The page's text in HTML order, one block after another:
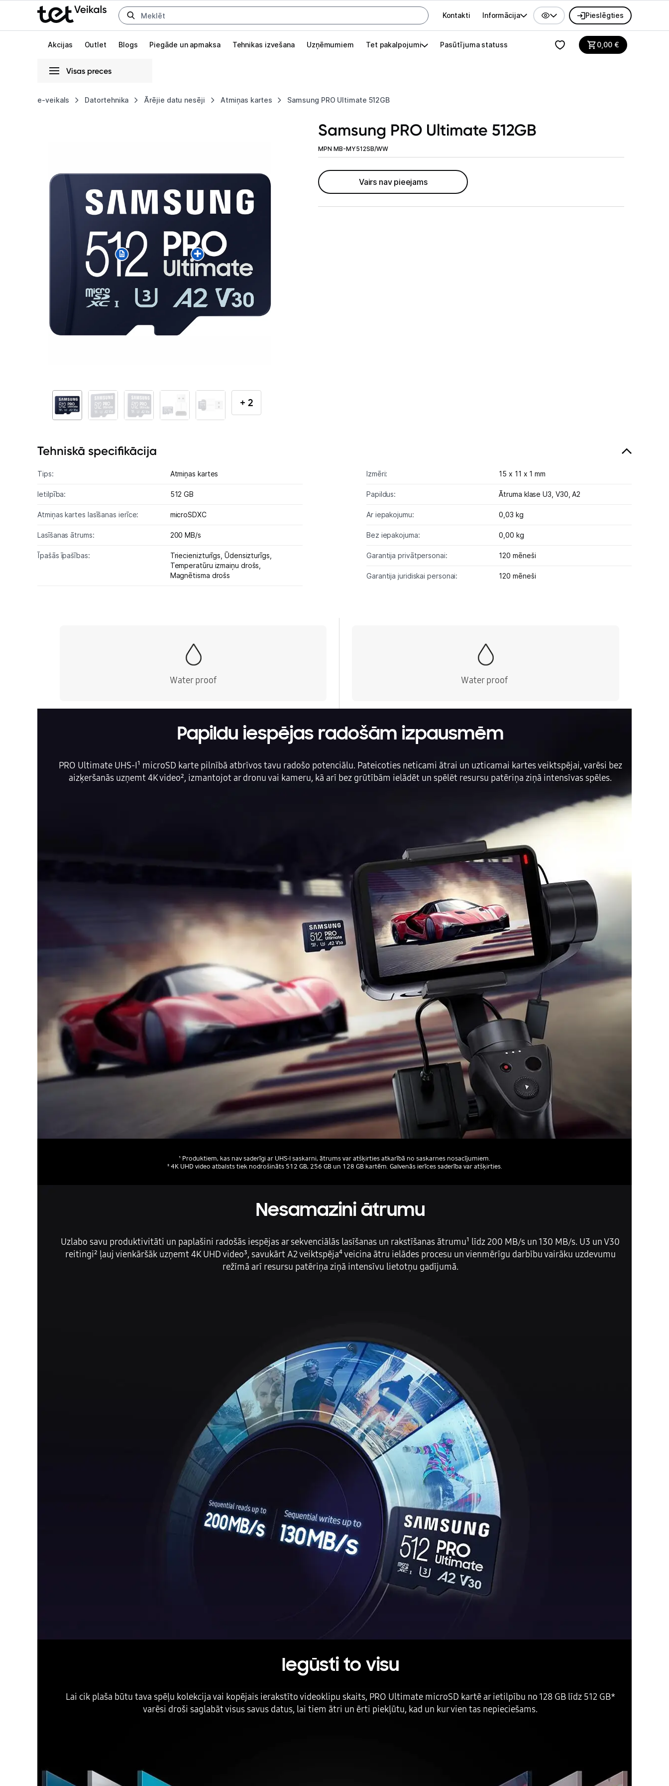
Uz kategorijam Uz galveno saturu
Galvenes izvēlne
Kontakti Informācija Pieslēgties
Akcijas Outlet Blogs Piegāde un apmaksa Tehnikas izvešana Uzņēmumiem Tet pakalpojumi Pasūtījuma statuss 0,00€
Visas preces
e-veikals Datortehnika Ārējie datu nesēji Atmiņas kartes Samsung PRO Ultimate 512GB
Pieslēgties
Akcijas
Izvēlies kāroto ierīci izdevīgāk!
TV un audio
Audio
Stacionārie datori un piederumi
Spēļu konsoles un piederumi
Atmiņas karšu lasītāji
Telefoni un aksesuāri
Lādētāji, kabeļi un adapteri
Brīvroku austiņas
Piederumi
Skaistumkopšana
Sports un atpūta
Ražotāju atjaunota tehnika
Vēlmju saraksts
Blogs
Piegāde un apmaksa
Tehnikas izvešana
Uzņēmumiem
Tet pakalpojumi
Kontakti
Informācija
512GB
+ 2
Samsung PRO Ultimate 512GB
MPN MB-MY512SB/WW
Vairs nav pieejams
Tehniskā specifikācija
Tips: Atmiņas kartes
Ietilpība: 512 GB
Atmiņas kartes lasīšanas ierīce: microSDXC
Lasīšanas ātrums: 200 MB/s
Īpašās īpašības: Triecienizturīgs, Ūdensizturīgs,
Temperatūru izmaiņu drošs,
Magnētisma drošs
Izmēri: 15 x 11 x 1 mm
Papildus: Ātruma klase U3, V30, A2
Ar iepakojumu: 0,03 kg
Bez iepakojuma: 0,00 kg
Garantija privātpersonai: 120 mēneši
Garantija juridiskai personai: 120 mēneši
Water proof Water proof
Papildu iespējas radošām izpausmēm
PRO Ultimate UHS-I¹ microSD karte pilnībā atbrīvos tavu radošo potenciālu. Pateicoties neticami ātrai un uzticamai kartes veiktspējai, varēsi bez
aizķeršanās uzņemt 4K video², izmantojot ar dronu vai kameru, kā arī bez grūtībām ielādēt un spēlēt resursu patēriņa ziņā intensīvas spēles.
¹ Produktiem, kas nav saderīgi ar UHS-I saskarni, ātrums var atšķirties atkarībā no saskarnes nosacījumiem.
² 4K UHD video atbalsts tiek nodrošināts 512 GB, 256 GB un 128 GB kartēm. Galvenās ierīces saderība var atšķirties.
Nesamazini ātrumu
Uzlabo savu produktivitāti un paplašini radošās iespējas ar sekvenciālās lasīšanas un rakstīšanas ātrumu¹ līdz 200 MB/s un 130 MB/s. U3 un V30
reitingi² ļauj vienkāršāk uzņemt 4K UHD video³, savukārt A2 veiktspēja⁴ veicina ātru ielādes procesu un vienmērīgu darbību vairāku uzdevumu
režīmā arī resursu patēriņa ziņā intensīvu lietotņu gadījumā.
Iegūsti to visu
Lai cik plaša būtu tava spēļu kolekcija vai kopējais ierakstīto videoklipu skaits, PRO Ultimate microSD kartē ar ietilpību no 128 GB līdz 512 GB*
varēsi droši saglabāt visus savus datus, lai tiem ātri un ērti piekļūtu, kad un kur vien tas nepieciešams.